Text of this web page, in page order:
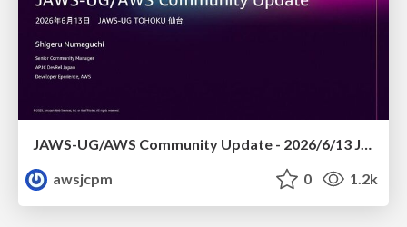
JAWS-UG/AWS Community Update - 2026/6/13 JAWS-UG TOHOKU 仙台
awsjcpm
0 1.2k